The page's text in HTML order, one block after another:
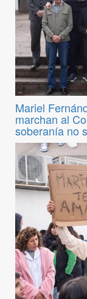
Mariel
marchan al
soberanía no